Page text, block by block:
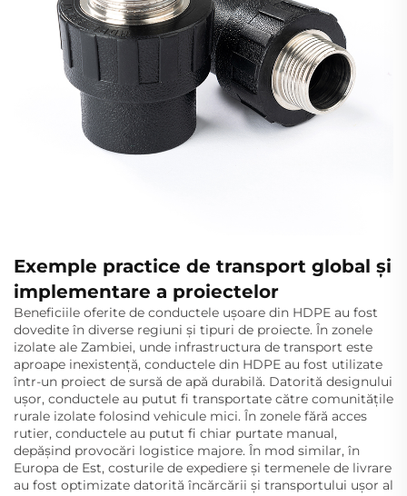
Exemple practice de transport global și
implementare a proiectelor
Beneficiile oferite de conductele ușoare din HDPE au fost
dovedite în diverse regiuni și tipuri de proiecte. În zonele
izolate ale Zambiei, unde infrastructura de transport este
aproape inexistență, conductele din HDPE au fost utilizate
într-un proiect de sursă de apă durabilă. Datorită designului
ușor, conductele au putut fi transportate către comunitățile
rurale izolate folosind vehicule mici. În zonele fără acces
rutier, conductele au putut fi chiar purtate manual,
depășind provocări logistice majore. În mod similar, în
Europa de Est, costurile de expediere și termenele de livrare
au fost optimizate datorită încărcării și transportului ușor al